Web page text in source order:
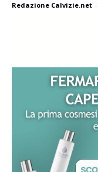
Redazione Calvizie.net -